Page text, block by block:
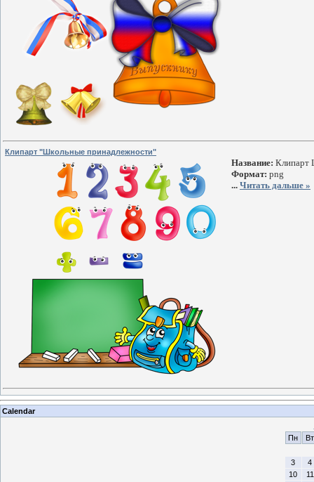
Клипарт "Школьные принадлежности"
Название: Клипарт
Формат: png
... Читать дальше »
Calendar
Пн
Вт
3
4
10
11